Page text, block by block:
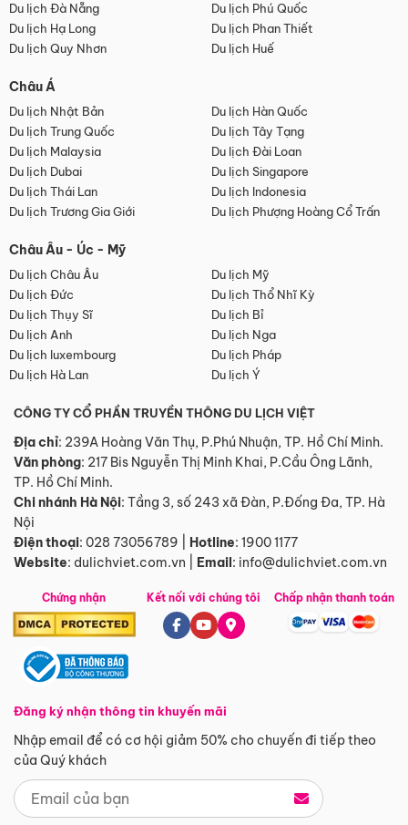
Du lịch Đà Nẵng
Du lịch Phú Quốc
Du lịch Hạ Long
Du lịch Phan Thiết
Du lịch Quy Nhơn
Du lịch Huế
Châu Á
Du lịch Nhật Bản
Du lịch Hàn Quốc
Du lịch Trung Quốc
Du lịch Tây Tạng
Du lịch Malaysia
Du lịch Đài Loan
Du lịch Dubai
Du lịch Singapore
Du lịch Thái Lan
Du lịch Indonesia
Du lịch Trương Gia Giới
Du lịch Phượng Hoàng Cổ Trấn
Châu Âu - Úc - Mỹ
Du lịch Châu Âu
Du lịch Mỹ
Du lịch Đức
Du lịch Thổ Nhĩ Kỳ
Du lịch Thụy Sĩ
Du lịch Bỉ
Du lịch Anh
Du lịch Nga
Du lịch luxembourg
Du lịch Pháp
Du lịch Hà Lan
Du lịch Ý
CÔNG TY CỔ PHẦN TRUYỀN THÔNG DU LỊCH VIỆT
Địa chỉ: 239A Hoàng Văn Thụ, P.Phú Nhuận, TP. Hồ Chí Minh.
Văn phòng: 217 Bis Nguyễn Thị Minh Khai, P.Cầu Ông Lãnh,
TP. Hồ Chí Minh.
Chi nhánh Hà Nội: Tầng 3, số 243 xã Đàn, P.Đống Đa, TP. Hà
Nội
Điện thoại: 028 73056789 Hotline: 1900 1177
Website: dulichviet.com.vn Email: info@dulichviet.com.vn
Chứng nhận
Đăng ký nhận thông tin khuyến mãi
Nhập email để có cơ hội giảm 50% cho chuyến đi tiếp theo
của Quý khách
Kết nối với chúng tôi Chấp nhận thanh toán